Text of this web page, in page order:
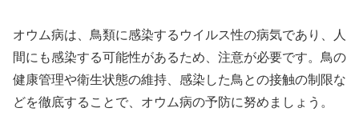
オウム病は、鳥類に感染するウイルス性の病気であり、人
間にも感染する可能性があるため、注意が必要です。鳥の
健康管理や衛生状態の維持、感染した鳥との接触の制限な
どを徹底することで、オウム病の予防に努めましょう。